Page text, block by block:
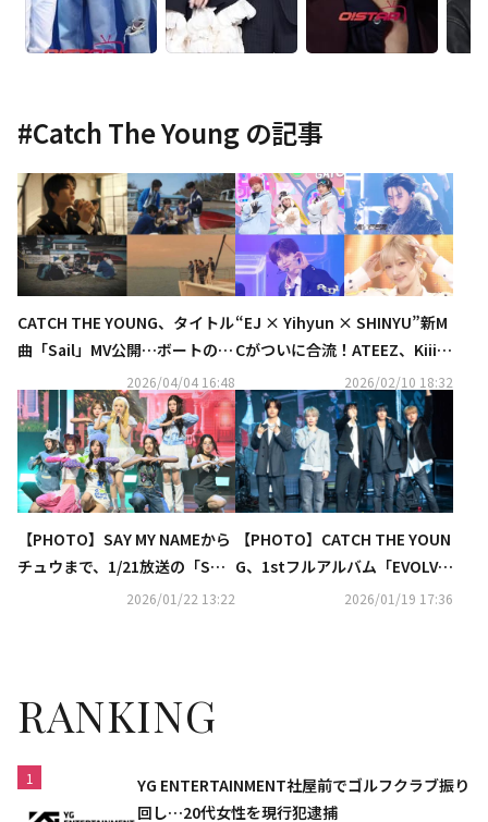
#Catch The Young の記事
CATCH THE YOUNG、タイトル
曲「Sail」MV公開…ボートの上
で演奏する姿に注目2026/04/04 16:48
“EJ × Yihyun × SHINYU”新M
Cがついに合流！ATEEZ、KiiiKi
iiほか注目のアーティストも
続々と登場！『SBS人気歌謡』
最新回が 「Music K」にて日本
最速・独占配信中
2026/02/10 18:32
【PHOTO】SAY MY NAMEから
チュウまで、1/21放送の「SHO
W CHAMPION」に出演2026/01/22 13:22
【PHOTO】CATCH THE YOUN
G、1stフルアルバム「EVOLV
E」発売記念ショーケースを開
2026/01/19 17:36
RANKING
1
YG ENTERTAINMENT社屋前でゴルフクラブ振り
回し…20代女性を現行犯逮捕